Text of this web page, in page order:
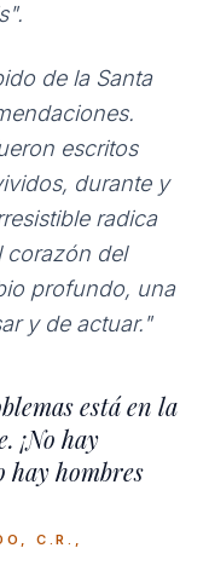
de la Santa
escritos
durante y
radica
corazón del
profundo, una
y de actuar."
está en la
¡No hay
hay hombres
C.R.,